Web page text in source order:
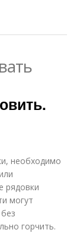
необходимо
рядовки
могут
горчить.